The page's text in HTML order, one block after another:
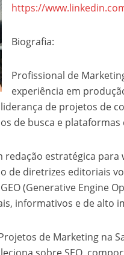
https://
Biografia:
Profissional de
experiência em
de projetos de
de busca e plataformas
redação estratégica
de diretrizes editoriais
GEO (Generative
informativos e de alto
de Marketing na